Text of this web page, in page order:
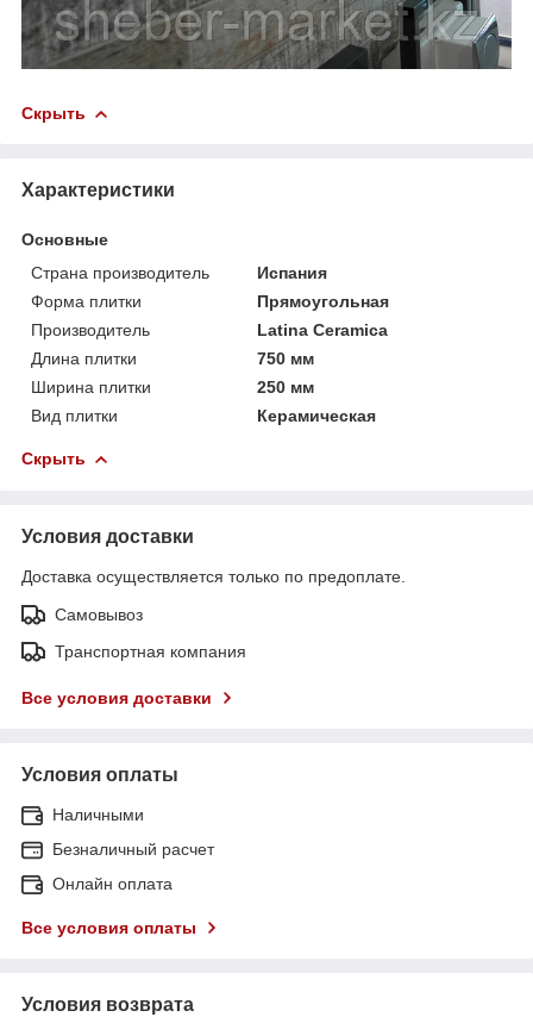
Скрыть
Характеристики
Основные
Страна производитель
Испания
Форма плитки
Прямоугольная
Производитель
Latina Ceramica
Длина плитки
750 мм
Ширина плитки
250 мм
Вид плитки
Керамическая
Скрыть
Условия доставки
Доставка осуществляется только по предоплате.
Самовывоз
Транспортная компания
Все условия доставки
Условия оплаты
Наличными
Безналичный расчет
Онлайн оплата
Все условия оплаты
Условия возврата